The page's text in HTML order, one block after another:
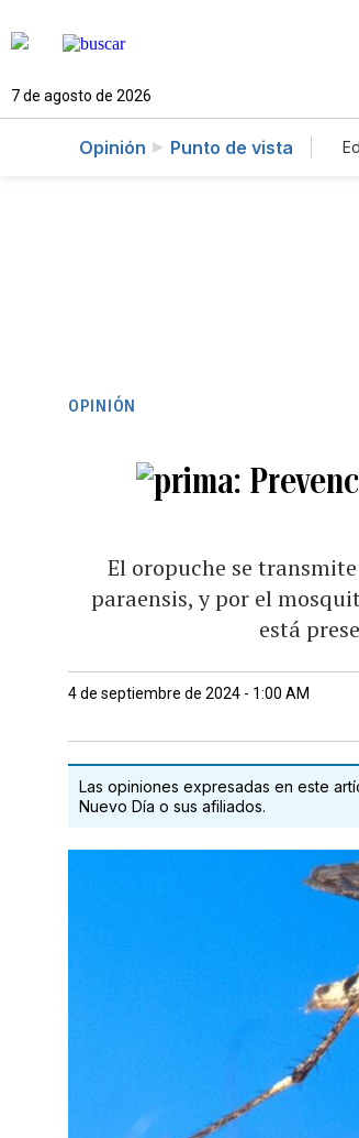
7 de agosto de 2026
Opinión Punto de vista
OPINIÓN
El oropuche se
paraensis, y por el
está
4 de septiembre de 2024 - 1:00 AM
Las opiniones expresadas en este
Nuevo Día o sus afiliados.